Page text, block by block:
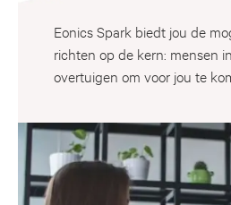
Eonics Spark biedt jou de
richten op de kern: mensen
overtuigen om voor jou te